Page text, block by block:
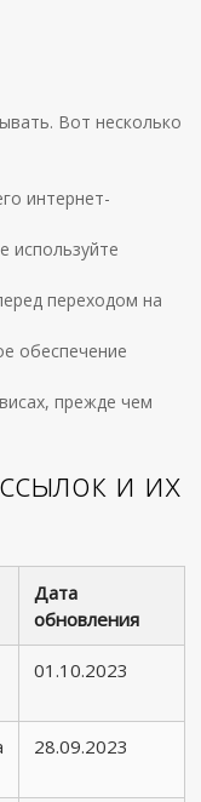
Вот несколько
интернет-
используйте
переходом на
обеспечение
прежде чем
и их
Дата
обновления
01.10.2023
28.09.2023